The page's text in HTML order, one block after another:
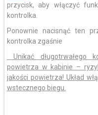
przycisk, aby włączyć
kontrolka.
Ponownie nacisnąć ten
kontrolka zgaśnie
Unikać długotrwałego
powietrza w kabinie –
jakości powietrza! Układ
wstecznego biegu.